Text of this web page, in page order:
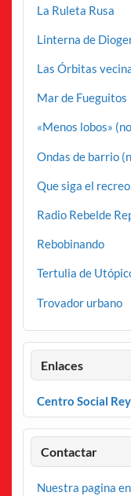
La Ruleta Rusa
Linterna de
Las Órbitas
Mar de Fueguitos
«Menos lobos»
Ondas de barrio
Que siga el recreo
Radio Rebelde
Rebobinando
Tertulia de
Trovador urbano
Enlaces
Centro Social
Contactar
Nuestra pagina